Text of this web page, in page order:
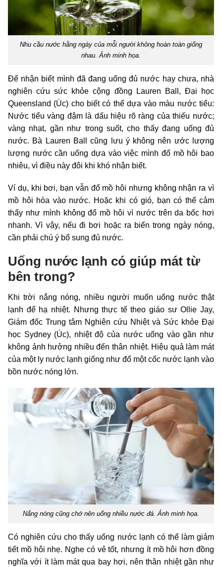
Nhu cầu nước hằng ngày của mỗi người không hoàn toàn giống
nhau. Ảnh minh họa.
Để nhận biết mình đã đang uống đủ nước hay chưa, nhà
nghiên cứu sức khỏe cộng đồng Lauren Ball, Đại học
Queensland (Úc) cho biết có thể dựa vào màu nước tiểu:
Nước tiểu vàng đậm là dấu hiệu rõ ràng của thiếu nước;
vàng nhạt, gần như trong suốt, cho thấy đang uống đủ
nước. Bà Lauren Ball cũng lưu ý không nên ước lượng
lượng nước cần uống dựa vào việc mình đổ mồ hôi bao
nhiêu, vì điều này đôi khi khó nhận biết.
Ví dụ, khi bơi, bạn vẫn đổ mồ hôi nhưng không nhận ra vì
mồ hôi hòa vào nước. Hoặc khi có gió, bạn có thể cảm
thấy như mình không đổ mồ hôi vì nước trên da bốc hơi
nhanh. Vì vậy, nếu đi bơi hoặc ra biển trong ngày nóng,
cần phải chú ý bổ sung đủ nước.
Uống nước lạnh có giúp mát từ
bên trong?
Khi trời nắng nóng, nhiều người muốn uống nước thật
lạnh để hạ nhiệt. Nhưng thực tế theo giáo sư Ollie Jay,
Giám đốc Trung tâm Nghiên cứu Nhiệt và Sức khỏe Đại
học Sydney (Úc), nhiệt độ của nước uống vào gần như
không ảnh hưởng nhiều đến thân nhiệt. Hiệu quả làm mát
của một ly nước lạnh giống như đổ một cốc nước lạnh vào
bồn nước nóng lớn.
Nắng nóng cũng chớ nên uống nhiều nước đá. Ảnh minh họa.
Có nghiên cứu cho thấy uống nước lạnh có thể làm giảm
tiết mồ hôi nhẹ. Nghe có vẻ tốt, nhưng ít mồ hôi hơn đồng
nghĩa với ít làm mát qua bay hơi, nên thân nhiệt gần như